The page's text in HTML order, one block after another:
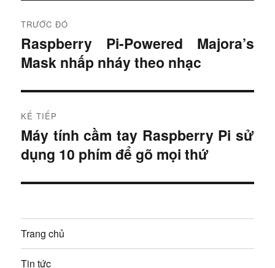
i
ề
u
h
ư
ớ
g
b
TRƯỚC ĐÓ
B
à
t
r
ư
ớ
c
:
Raspberry Pi-Powered Majora’s
Mask nhấp nháy theo nhạc
KẾ TIẾP
B
à
t
ế
p
:
Máy tính cầm tay Raspberry Pi sử
dụng 10 phím để gõ mọi thứ
Trang chủ
Tin tức